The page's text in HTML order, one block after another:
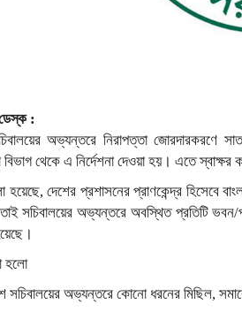
ডেস্ক :
অভ্যন্তরে নিরাপত্তা জোরদারকরণে
থেকে এ নির্দেশনা দেওয়া হয়। এতে স্বাক্ষর
হয়েছে, দেশের প্রশাসনের প্রাণকেন্দ্র হিসেবে
সচিবালয়ের অভ্যন্তরে অবস্থিত প্রতিটি ভবন/
হলো
সচিবালয়ের অভ্যন্তরে কোনো ধরনের মিছিল,